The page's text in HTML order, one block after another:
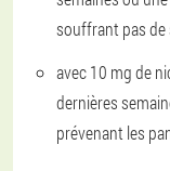
souffrant pas de
avec 10 mg de
dernières
prévenant les